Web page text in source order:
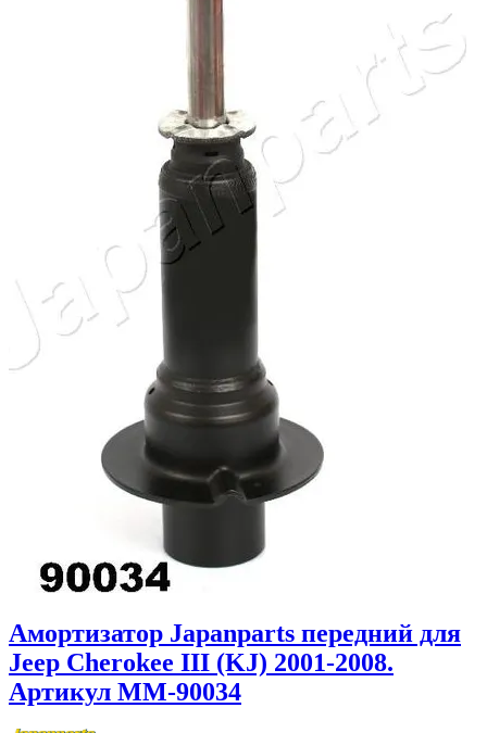
Амортизатор Japanparts передний для
Jeep Cherokee III (KJ) 2001-2008.
Артикул MM-90034